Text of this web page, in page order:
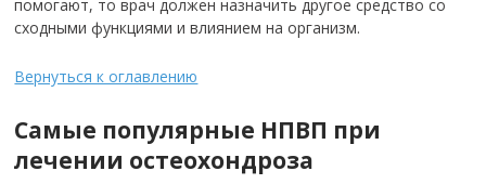
помогают, то врач должен назначить другое средство со
сходными функциями и влиянием на организм.
Вернуться к оглавлению
Самые популярные НПВП при
лечении остеохондроза